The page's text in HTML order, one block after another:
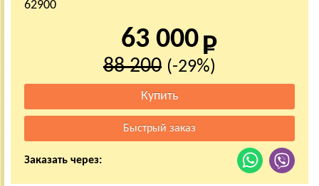
62900
63 000
88 200 (-29%)
Заказать через: